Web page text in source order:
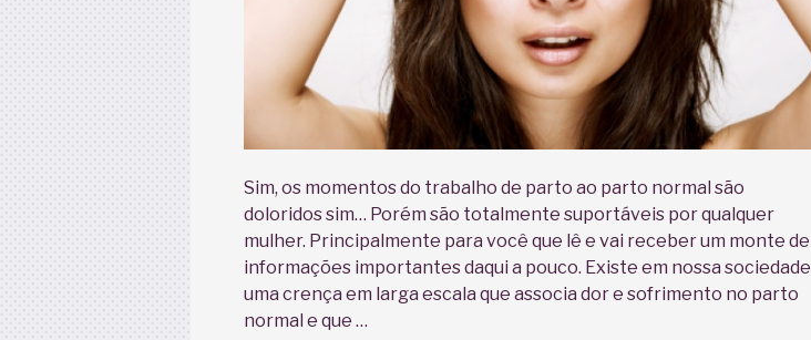
Sim, os momentos do trabalho de parto ao parto normal são
doloridos sim… Porém são totalmente suportáveis por qualquer
mulher. Principalmente para você que lê e vai receber um monte de
informações importantes daqui a pouco. Existe em nossa sociedade
uma crença em larga escala que associa dor e sofrimento no parto
normal e que …